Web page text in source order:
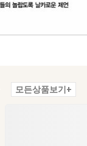
모든상품보기+